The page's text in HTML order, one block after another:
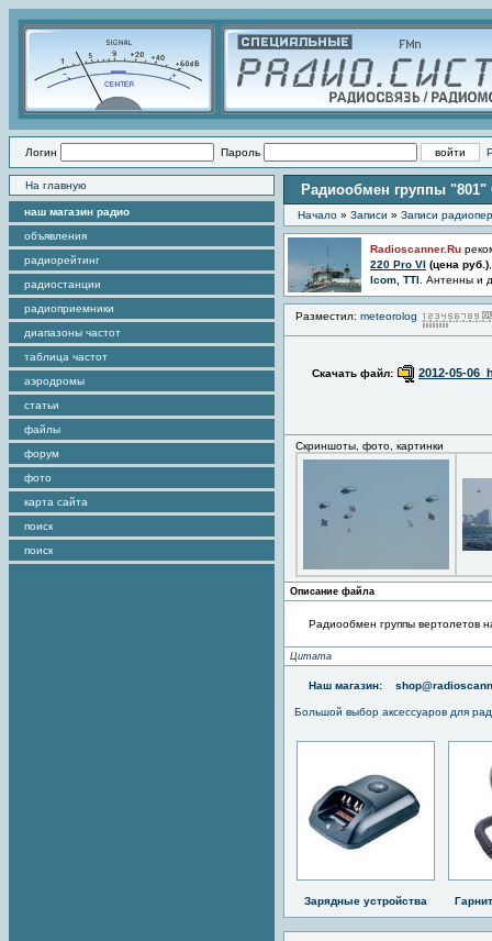
Логин Пароль
На главную
наш магазин радио
объявления
радиорейтинг
радиостанции
радиоприемники
диапазоны частот
таблица частот
аэродромы
статьи
файлы
форум
фото
карта сайта
поиск
поиск
Радиообмен группы "801"
Начало » Записи » Записи
Radioscanner.Ru
220 Pro VI (цена руб.)
Icom, TTI . Антенны и
Разместил: meteorolog
Скачать файл: 2012-05-
Скриншоты, фото, картинки
Описание файла
Радиообмен группы вертолетов
Цитата
Наш магазин:
Большой выбор аксессуаров для
Зарядные устройства